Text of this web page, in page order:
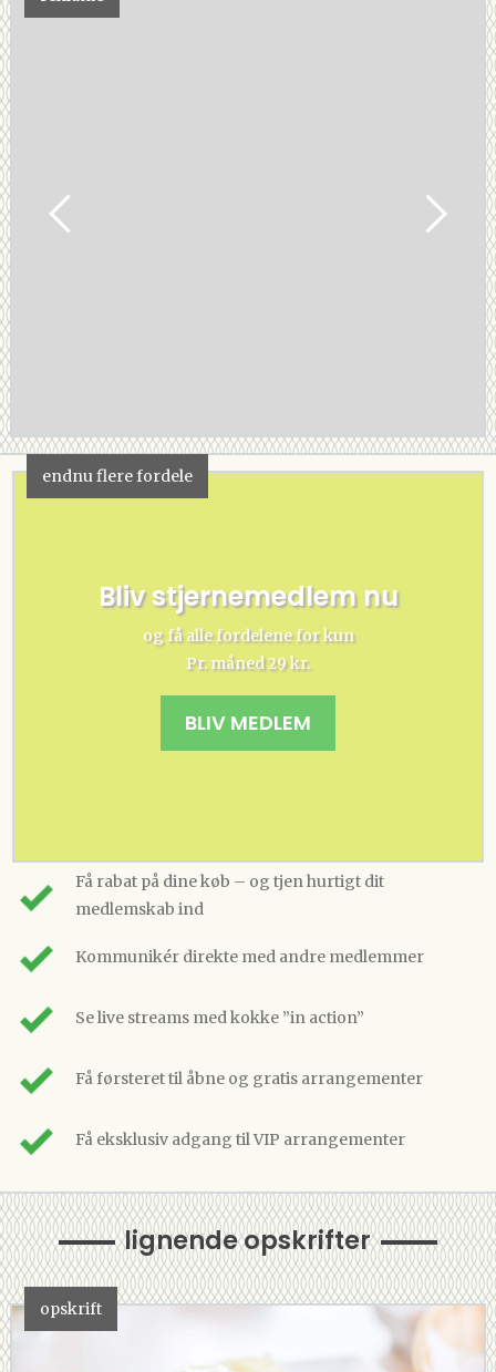
endnu flere fordele
Bliv stjernemedlem nu
og få alle fordelene for kun
Pr. måned 29 kr.
BLIV MEDLEM
Få rabat på dine køb – og tjen hurtigt dit
medlemskab ind
Kommunikér direkte med andre medlemmer
Se live streams med kokke ”in action”
Få førsteret til åbne og gratis arrangementer
Få eksklusiv adgang til VIP arrangementer
lignende opskrifter
opskrift